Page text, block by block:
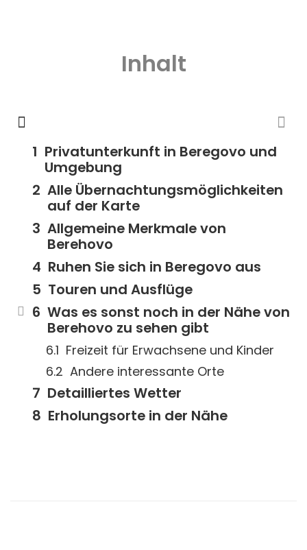
Inhalt
Privatunterkunft in Beregovo und
Umgebung
Alle Übernachtungsmöglichkeiten
auf der Karte
Allgemeine Merkmale von
Berehovo
Ruhen Sie sich in Beregovo aus
Touren und Ausflüge
Was es sonst noch in der Nähe von
Berehovo zu sehen gibt
Freizeit für Erwachsene und Kinder
Andere interessante Orte
Detailliertes Wetter
Erholungsorte in der Nähe